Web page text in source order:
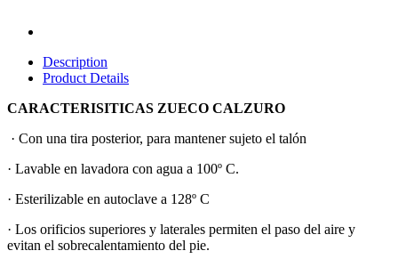
Description
Product Details
CARACTERISITICAS ZUECO CALZURO
· Con una tira posterior, para mantener sujeto el talón
· Lavable en lavadora con agua a 100º C.
· Esterilizable en autoclave a 128º C
· Los orificios superiores y laterales permiten el paso del aire y
evitan el sobrecalentamiento del pie.